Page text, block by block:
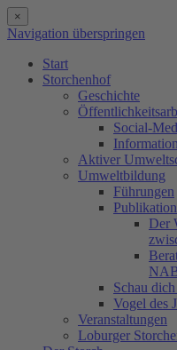
×
Navigation überspringen
Start
Storchenhof
Geschichte
Social-
Aktiver
Umweltbildung
Führungen
Der
Schau
Vogel des
Veranstaltungen
Loburger